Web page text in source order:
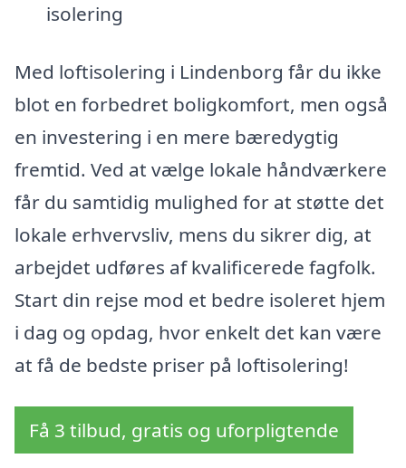
isolering
Med loftisolering i Lindenborg får du ikke
blot en forbedret boligkomfort, men også
en investering i en mere bæredygtig
fremtid. Ved at vælge lokale håndværkere
får du samtidig mulighed for at støtte det
lokale erhvervsliv, mens du sikrer dig, at
arbejdet udføres af kvalificerede fagfolk.
Start din rejse mod et bedre isoleret hjem
i dag og opdag, hvor enkelt det kan være
at få de bedste priser på loftisolering!
Få 3 tilbud, gratis og uforpligtende